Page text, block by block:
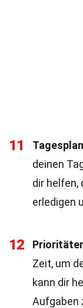
11
deinen
dir helfen,
erledigen
12
Zeit, um
kann dir
Aufgaben